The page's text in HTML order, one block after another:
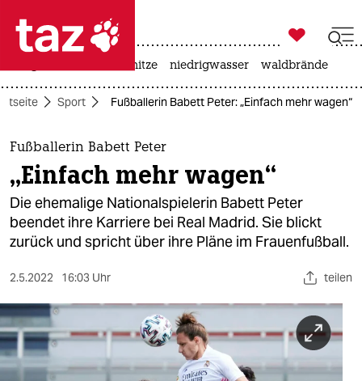
 taz zahl ich
taz zahl ich
themen
politik
öko
gesellschaft
sport
berlin

taz zahl ich
hitze niedrigwasser waldbrände
Sport Fußballerin Babett Peter: „Einfach mehr wagen“
Fußballerin Babett Peter
„Einfach mehr wagen“
Die ehemalige Nationalspielerin Babett Peter
beendet ihre Karriere bei Real Madrid. Sie blickt
zurück und spricht über ihre Pläne im Frauenfußball.
2.5.2022 16:03 Uhr teilen